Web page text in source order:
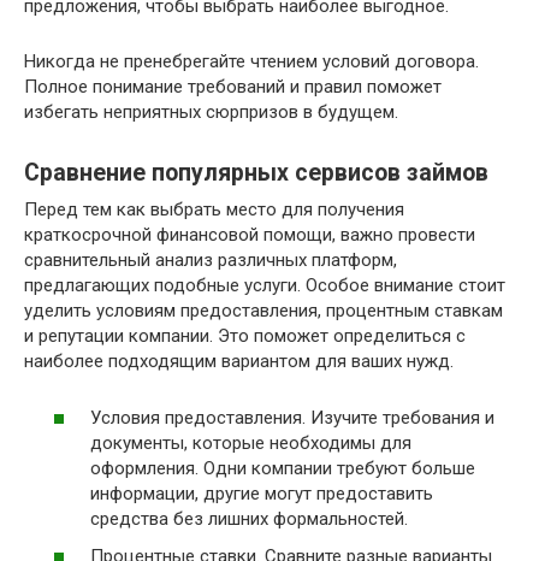
предложения, чтобы выбрать наиболее выгодное.
Никогда не пренебрегайте чтением условий договора.
Полное понимание требований и правил поможет
избегать неприятных сюрпризов в будущем.
Сравнение популярных сервисов займов
Перед тем как выбрать место для получения
краткосрочной финансовой помощи, важно провести
сравнительный анализ различных платформ,
предлагающих подобные услуги. Особое внимание стоит
уделить условиям предоставления, процентным ставкам
и репутации компании. Это поможет определиться с
наиболее подходящим вариантом для ваших нужд.
Условия предоставления. Изучите требования и
документы, которые необходимы для
оформления. Одни компании требуют больше
информации, другие могут предоставить
средства без лишних формальностей.
Процентные ставки. Сравните разные варианты